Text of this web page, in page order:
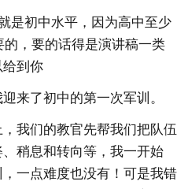
是初中水平，因为高中至少
，要的话得是演讲稿一类
给到你
来了初中的第一次军训。
我们的教官先帮我们把队伍
稍息和转向等，我一开始
一点难度也没有！可是我错